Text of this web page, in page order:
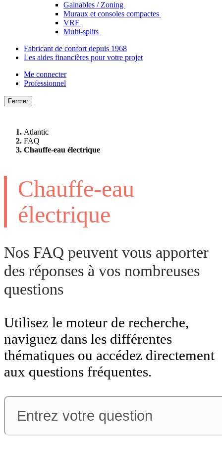
Gainables / Zoning
Muraux et consoles compactes
VRF
Multi-splits
Fabricant de confort depuis 1968
Les aides financières pour votre projet
Me connecter
Professionnel
Fermer
Atlantic
FAQ
Chauffe-eau électrique
Chauffe-eau
électrique
Nos FAQ peuvent vous apporter
des réponses à vos nombreuses
questions
Utilisez le moteur de recherche,
naviguez dans les différentes
thématiques ou accédez directement
aux questions fréquentes.